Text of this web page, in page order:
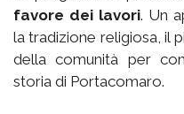
favore dei lavori. Un
la tradizione religiosa, il
della comunità per
storia di Portacomaro.